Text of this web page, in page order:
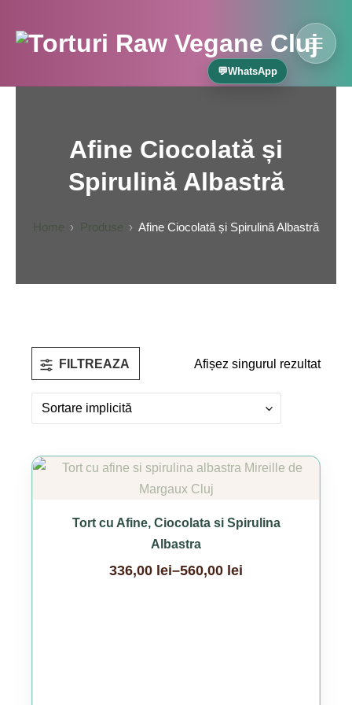
content
Torturi Raw Cluj – Mireille
Afine Ciocolată și
Spirulină Albastră
Home Produse Afine Ciocolată și Spirulină Albastră
FILTREAZA Afișez singurul rezultat
Tort cu Afine, Ciocolata si Spirulina
Albastra
336,00 lei–560,00 lei
Interval
Acest
produs
mai
multe
variații.
💬WhatsApp